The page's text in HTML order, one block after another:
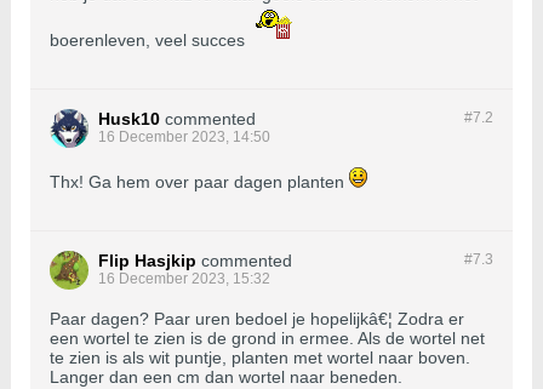
boerenleven, veel succes
#7.2
Husk10 commented
16 December 2023, 14:50
Thx! Ga hem over paar dagen planten
#7.3
Flip Hasjkip commented
16 December 2023, 15:32
Paar dagen? Paar uren bedoel je hopelijkâ€¦ Zodra er
een wortel te zien is de grond in ermee. Als de wortel net
te zien is als wit puntje, planten met wortel naar boven.
Langer dan een cm dan wortel naar beneden.